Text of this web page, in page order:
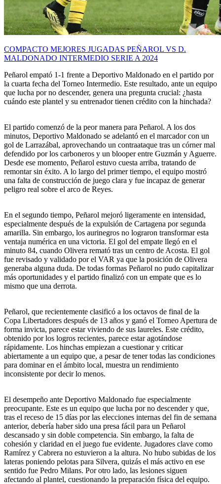
COMPACTO MEJORES JUGADAS PEÑAROL VS D.
MALDONADO INTERMEDIO SERIE A 2024
Peñarol empató 1-1 frente a Deportivo Maldonado en el partido por
la cuarta fecha del Torneo Intermedio. Este resultado, ante un equipo
que lucha por no descender, genera una pregunta crucial: ¿hasta
cuándo este plantel y su entrenador tienen crédito con la hinchada?
El partido comenzó de la peor manera para Peñarol. A los dos
minutos, Deportivo Maldonado se adelantó en el marcador con un
gol de Larrazábal, aprovechando un contraataque tras un córner mal
defendido por los carboneros y un blooper entre Guzmán y Aguerre.
Desde ese momento, Peñarol estuvo cuesta arriba, tratando de
remontar sin éxito. A lo largo del primer tiempo, el equipo mostró
una falta de construcción de juego clara y fue incapaz de generar
peligro real sobre el arco de Reyes.
En el segundo tiempo, Peñarol mejoró ligeramente en intensidad,
especialmente después de la expulsión de Cartagena por segunda
amarilla. Sin embargo, los aurinegros no lograron transformar esta
ventaja numérica en una victoria. El gol del empate llegó en el
minuto 84, cuando Olivera remató tras un centro de Acosta. El gol
fue revisado y validado por el VAR ya que la posición de Olivera
generaba alguna duda. De todas formas Peñarol no pudo capitalizar
más oportunidades y el partido finalizó con un empate que es lo
mismo que una derrota.
Peñarol, que recientemente clasificó a los octavos de final de la
Copa Libertadores después de 13 años y ganó el Torneo Apertura de
forma invicta, parece estar viviendo de sus laureles. Este crédito,
obtenido por los logros recientes, parece estar agotándose
rápidamente. Los hinchas empiezan a cuestionar y criticar
abiertamente a un equipo que, a pesar de tener todas las condiciones
para dominar en el ámbito local, muestra un rendimiento
inconsistente por decir lo menos.
El desempeño ante Deportivo Maldonado fue especialmente
preocupante. Este es un equipo que lucha por no descender y que,
tras el receso de 15 días por las elecciones internas del fin de semana
anterior, debería haber sido una presa fácil para un Peñarol
descansado y sin doble competencia. Sin embargo, la falta de
cohesión y claridad en el juego fue evidente. Jugadores clave como
Ramírez y Cabrera no estuvieron a la altura. No hubo subidas de los
lateras poniendo pelotas para Silvera, quizás el más activo en ese
sentido fue Pedro Milans. Por otro lado, las lesiones siguen
afectando al plantel, cuestionando la preparación física del equipo.